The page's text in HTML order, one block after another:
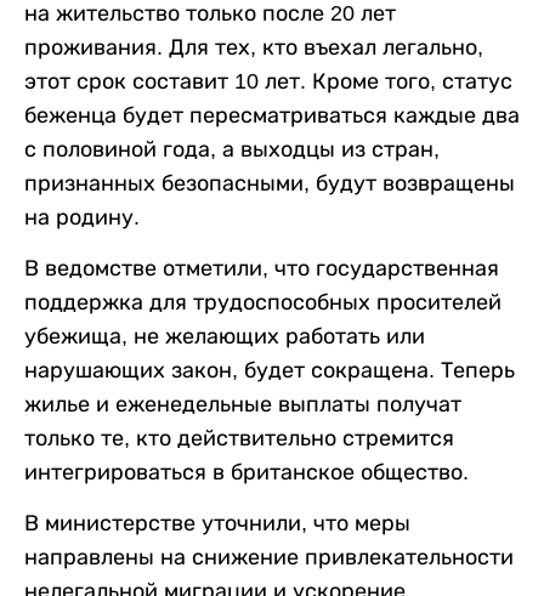
на жительство только после 20 лет
проживания. Для тех, кто въехал легально,
этот срок составит 10 лет. Кроме того, статус
беженца будет пересматриваться каждые два
с половиной года, а выходцы из стран,
признанных безопасными, будут возвращены
на родину.
В ведомстве отметили, что государственная
поддержка для трудоспособных просителей
убежища, не желающих работать или
нарушающих закон, будет сокращена. Теперь
жилье и еженедельные выплаты получат
только те, кто действительно стремится
интегрироваться в британское общество.
В министерстве уточнили, что меры
направлены на снижение привлекательности